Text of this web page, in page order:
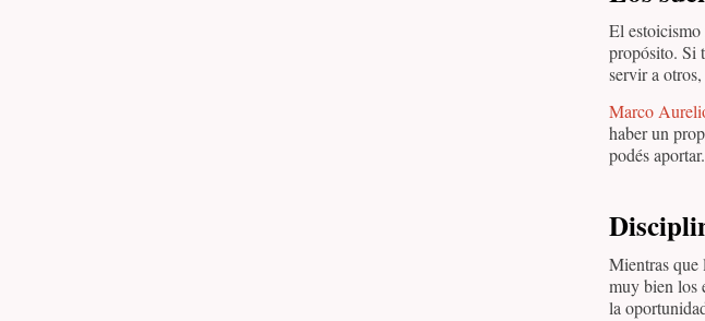
El
propósito. Si
servir a
Marco
haber un
podés aportar.
Mientras que
muy bien los
la